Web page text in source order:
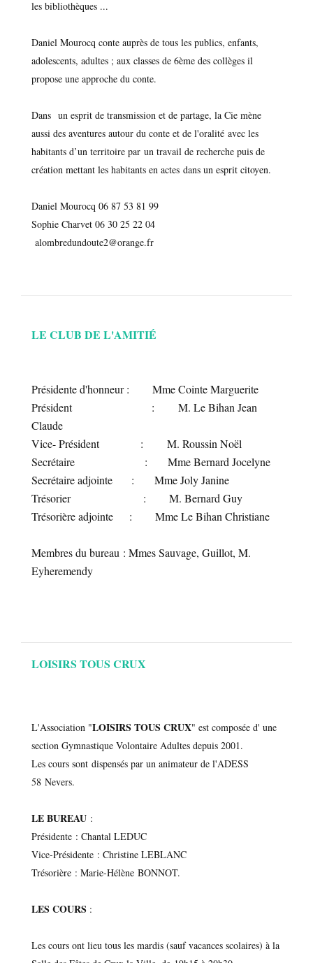
les bibliothèques ...
Daniel Mourocq conte auprès de tous les publics, enfants,
adolescents, adultes ; aux classes de 6ème des collèges il
propose une approche du conte.
Dans un esprit de transmission et de partage, la Cie mène
aussi des aventures autour du conte et de l'oralité avec les
habitants d’un territoire par un travail de recherche puis de
création mettant les habitants en actes dans un esprit citoyen.
Daniel Mourocq 06 87 53 81 99
Sophie Charvet 06 30 25 22 04
alombredundoute2@orange.fr
LE CLUB DE L'AMITIÉ
Présidente d'honneur : Mme Cointe Marguerite
Président : M. Le Bihan Jean
Claude
Vice- Président : M. Roussin Noël
Secrétaire : Mme Bernard Jocelyne
Secrétaire adjointe : Mme Joly Janine
Trésorier : M. Bernard Guy
Trésorière adjointe : Mme Le Bihan Christiane
Membres du bureau : Mmes Sauvage, Guillot, M.
Eyheremendy
LOISIRS TOUS CRUX
L'Association "LOISIRS TOUS CRUX" est composée d' une
section Gymnastique Volontaire Adultes depuis 2001.
Les cours sont dispensés par un animateur de l'ADESS
58 Nevers.
LE BUREAU :
Présidente : Chantal LEDUC
Vice-Présidente : Christine LEBLANC
Trésorière : Marie-Hélène BONNOT.
LES COURS :
Les cours ont lieu tous les mardis (sauf vacances scolaires) à la